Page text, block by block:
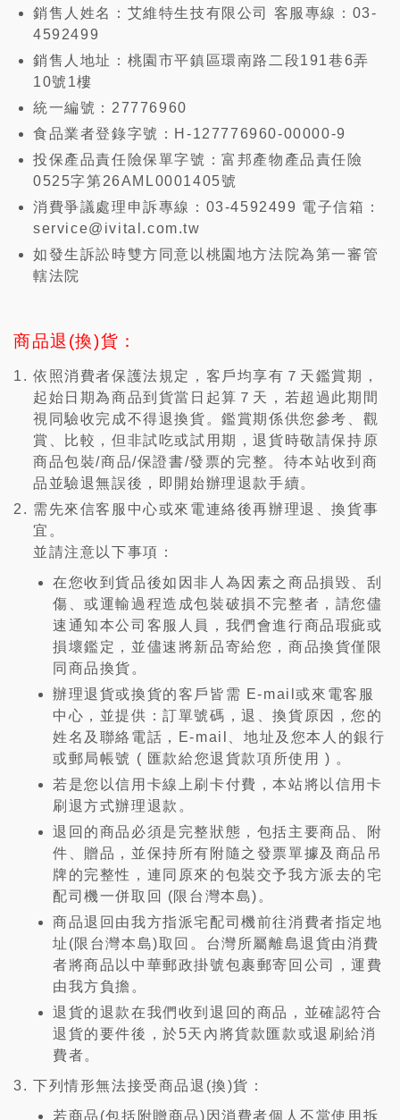
銷售人姓名：艾維特生技有限公司 客服專線：03-
4592499
銷售人地址：桃園市平鎮區環南路二段191巷6弄
10號1樓
統一編號：27776960
食品業者登錄字號：H-127776960-00000-9
投保產品責任險保單字號：富邦產物產品責任險
0525字第26AML0001405號
消費爭議處理申訴專線：03-4592499 電子信箱：
service@ivital.com.tw
如發生訴訟時雙方同意以桃園地方法院為第一審管
轄法院
商品退(換)貨：
依照消費者保護法規定，客戶均享有７天鑑賞期，
起始日期為商品到貨當日起算７天，若超過此期間
視同驗收完成不得退換貨。鑑賞期係供您參考、觀
賞、比較，但非試吃或試用期，退貨時敬請保持原
商品包裝/商品/保證書/發票的完整。待本站收到商
品並驗退無誤後，即開始辦理退款手續。
需先來信客服中心或來電連絡後再辦理退、換貨事
宜。
並請注意以下事項：
在您收到貨品後如因非人為因素之商品損毀、刮
傷、或運輸過程造成包裝破損不完整者，請您儘
速通知本公司客服人員，我們會進行商品瑕疵或
損壞鑑定，並儘速將新品寄給您，商品換貨僅限
同商品換貨。
辦理退貨或換貨的客戶皆需 E-mail或來電客服
中心，並提供：訂單號碼，退、換貨原因，您的
姓名及聯絡電話，E-mail、地址及您本人的銀行
或郵局帳號 ( 匯款給您退貨款項所使用 ) 。
若是您以信用卡線上刷卡付費，本站將以信用卡
刷退方式辦理退款。
退回的商品必須是完整狀態，包括主要商品、附
件、贈品，並保持所有附隨之發票單據及商品吊
牌的完整性，連同原來的包裝交予我方派去的宅
配司機一併取回 (限台灣本島)。
商品退回由我方指派宅配司機前往消費者指定地
址(限台灣本島)取回。台灣所屬離島退貨由消費
者將商品以中華郵政掛號包裹郵寄回公司，運費
由我方負擔。
退貨的退款在我們收到退回的商品，並確認符合
退貨的要件後，於5天內將貨款匯款或退刷給消
費者。
下列情形無法接受商品退(換)貨：
若商品(包括附贈商品)因消費者個人不當使用拆